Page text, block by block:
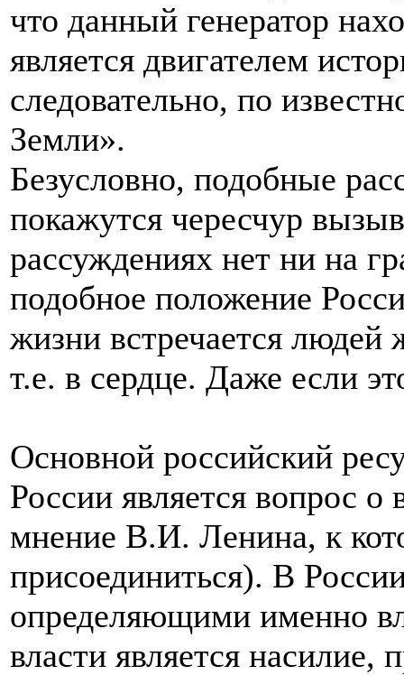
что данный генератор
является двигателем
следовательно, по
Земли».
Безусловно, подобные
покажутся чересчур
рассуждениях нет ни на
подобное положение
жизни встречается
т.е. в сердце. Даже если
Основной российский
России является вопрос
мнение В.И. Ленина, к
присоединиться). В
определяющими именно
власти является